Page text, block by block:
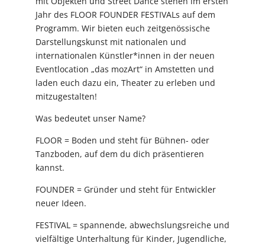
Jahr des FLOOR FOUNDER FESTIVALs auf dem
Programm. Wir bieten euch zeitgenössische
Darstellungskunst mit nationalen und
internationalen Künstler*innen in der neuen
Eventlocation „das mozArt“ in Amstetten und
laden euch dazu ein, Theater zu erleben und
mitzugestalten!
Was bedeutet unser Name?
FLOOR = Boden und steht für Bühnen- oder
Tanzboden, auf dem du dich präsentieren
kannst.
FOUNDER = Gründer und steht für Entwickler
neuer Ideen.
FESTIVAL = spannende, abwechslungsreiche und
vielfältige Unterhaltung für Kinder, Jugendliche,